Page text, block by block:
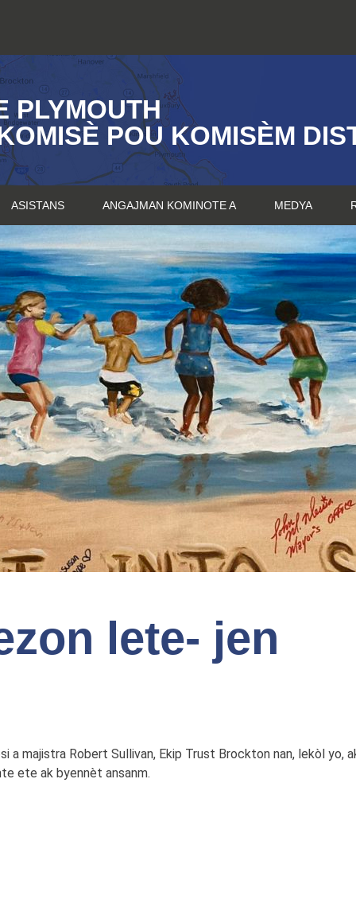
PLYMOUTH
POU KOMISÈM
ASISTANS ANGAJMAN KOMINOTE A MEDYA
lete- jen
a majistra Robert Sullivan, Ekip Trust Brockton nan, lekòl yo,
ete ak byennèt ansanm.